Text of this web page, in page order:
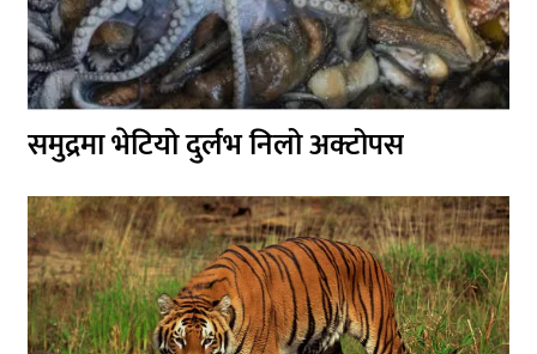
समुद्रमा भेटियो दुर्लभ निलो अक्टोपस